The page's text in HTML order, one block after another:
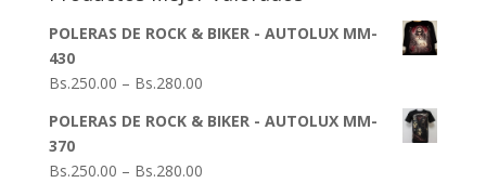
POLERAS DE ROCK & BIKER - AUTOLUX MM-
430
Bs.250.00 – Bs.280.00
POLERAS DE ROCK & BIKER - AUTOLUX MM-
370
Bs.250.00 – Bs.280.00